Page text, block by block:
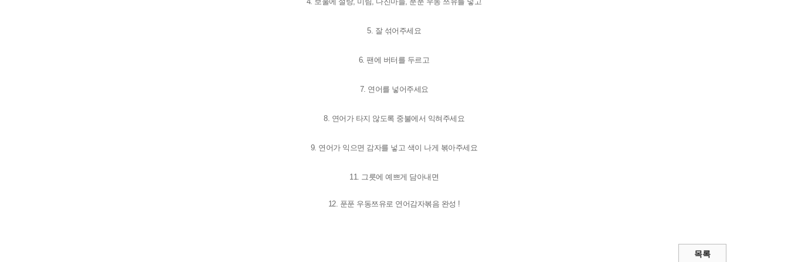
5. 잘 섞어주세요
6. 팬에 버터를 두르고
7. 연어를 넣어주세요
8. 연어가 타지 않도록 중불에서 익혀주세요
9. 연어가 익으면 감자를 넣고 색이 나게 볶아주세요
11. 그릇에 예쁘게 담아내면
12. 푼푼 우동쯔유로 연어감자볶음 완성 !